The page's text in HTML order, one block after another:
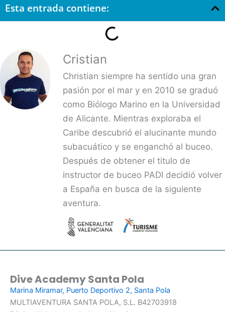
Esta entrada contiene:
Cristian
Christian siempre ha sentido una gran
pasión por el mar y en 2010 se graduó
como Biólogo Marino en la Universidad
de Alicante. Mientras exploraba el
Caribe descubrió el alucinante mundo
subacuático y se enganchó al buceo.
Después de obtener el titulo de
instructor de buceo PADI decidió volver
a España en busca de la siguiente
aventura.
Dive Academy Santa Pola
Marina Miramar, Puerto Deportivo 2, Santa Pola
MULTIAVENTURA SANTA POLA, S.L. B42703918